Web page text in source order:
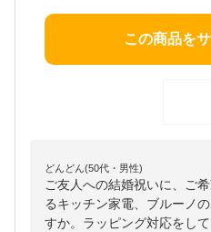
この商品を
どんどん(50代・男性)
ご友人への結婚祝いに、ご
るキッチン家電、ブルーノ
すか。ラッピング対応をし